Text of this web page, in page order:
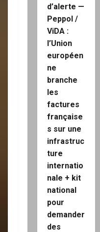
d’alerte —
Peppol /
ViDA :
l’Union
européen
ne
branche
les
factures
française
s sur une
infrastruc
ture
internatio
nale + kit
national
pour
demander
des